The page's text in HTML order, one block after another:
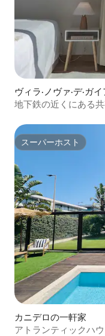
ヴィラ·ノヴァ·デ·ガ
地下鉄の近くにある
スーパーホスト
スーパーホスト
カニデロの一軒家
アトランティックハ